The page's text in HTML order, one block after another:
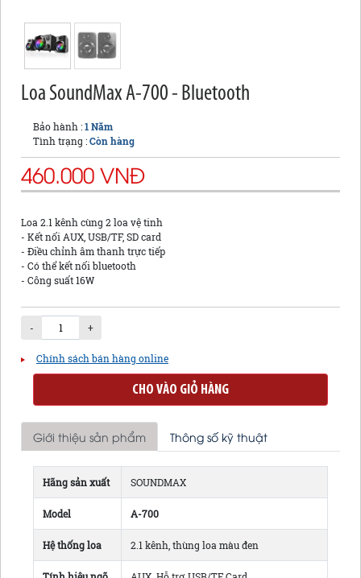
Loa SoundMax A-700 - Bluetooth
Bảo hành :1 Năm
Tình trạng :Còn hàng
460.000 VNĐ
Loa 2.1 kênh cùng 2 loa vệ tinh
- Kết nối AUX, USB/TF, SD card
- Điều chỉnh âm thanh trực tiếp
- Có thể kết nối bluetooth
- Công suất 16W
- +
Chính sách bán hàng online
CHO VÀO GIỎ HÀNG
Giới thiệu sản phẩm Thông số kỹ thuật
Hãng sản xuất SOUNDMAX
Model A-700
Hệ thống loa 2.1 kênh, thùng loa màu đen